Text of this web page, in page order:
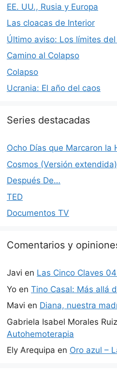
EE. UU., Rusia y Europa
Las cloacas de Interior
Último aviso: Los límites
Camino al Colapso
Colapso
Ucrania: El año del caos
Series destacadas
Ocho Días que Marcaron la
Cosmos (Versión extendida)
Después De…
TED
Documentos TV
Comentarios y
Javi en Las Cinco Claves
Yo en Tino Casal: Más allá
Mavi en Diana, nuestra
Gabriela Isabel Morales Ruiz
Autohemoterapia
Ely Arequipa en Oro azul –